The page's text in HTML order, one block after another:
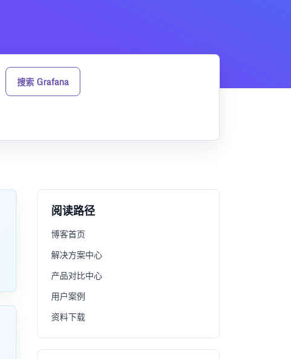
搜索 Grafana
阅读路径
博客首页
解决方案中心
产品对比中心
用户案例
资料下载